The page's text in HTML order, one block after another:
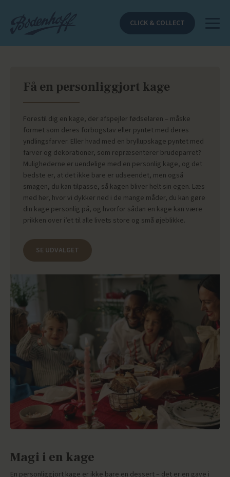
CLICK & COLLECT
Få en personliggjort kage
Forestil dig en kage, der afspejler fødselaren – måske
formet som deres forbogstav eller pyntet med deres
yndlingsfarver. Eller hvad med en bryllupskage pyntet med
farver og dekorationer, som repræsenterer brudeparret?
Mulighederne er uendelige med en personlig kage, og det
bedste er, at det ikke bare er udseendet, men også
smagen, du kan tilpasse, så kagen bliver helt sin egen. Læs
med her, hvor vi dykker ned i de mange måder, du kan gøre
din kage personlig på, og hvorfor sådan en kage kan være
prikken over i’et til alle livets store og små øjeblikke.
SE UDVALGET
Magi i en kage
En personliggjort kage er ikke bare en dessert – det er en gave i